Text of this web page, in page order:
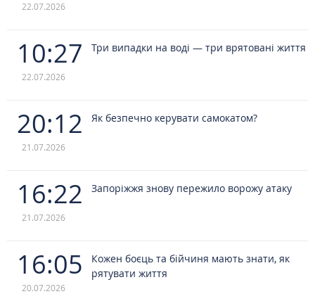
22.07.2026
10:27
22.07.2026
Три випадки на воді — три врятовані життя
20:12
21.07.2026
Як безпечно керувати самокатом?
16:22
21.07.2026
Запоріжжя знову пережило ворожу атаку
16:05
20.07.2026
Кожен боєць та бійчиня мають знати, як
рятувати життя